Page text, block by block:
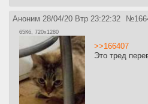
Аноним 28/04/20 Втр 23:22:32 №
65Кб, 720x1280
>>166407
Это тред